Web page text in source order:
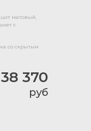
матовый,
с
со скрытым
руб
370